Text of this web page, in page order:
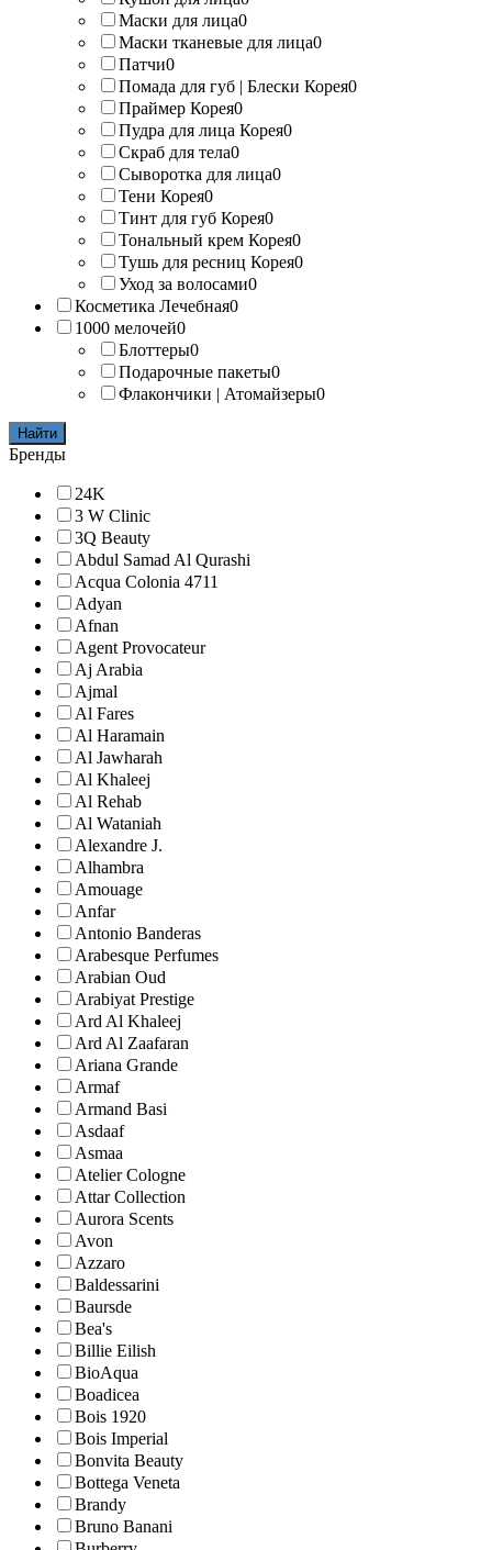
Маски для лица0
Маски тканевые для лица0
Патчи0
Помада для губ | Блески Корея0
Праймер Корея0
Пудра для лица Корея0
Скраб для тела0
Сыворотка для лица0
Тени Корея0
Тинт для губ Корея0
Тональный крем Корея0
Тушь для ресниц Корея0
Уход за волосами0
Косметика Лечебная0
1000 мелочей0
Блоттеры0
Подарочные пакеты0
Флакончики | Атомайзеры0
Найти
Бренды
24K
3 W Clinic
3Q Beauty
Abdul Samad Al Qurashi
Acqua Colonia 4711
Adyan
Afnan
Agent Provocateur
Aj Arabia
Ajmal
Al Fares
Al Haramain
Al Jawharah
Al Khaleej
Al Rehab
Al Wataniah
Alexandre J.
Alhambra
Amouage
Anfar
Antonio Banderas
Arabesque Perfumes
Arabian Oud
Arabiyat Prestige
Ard Al Khaleej
Ard Al Zaafaran
Ariana Grande
Armaf
Armand Basi
Asdaaf
Asmaa
Atelier Cologne
Attar Collection
Aurora Scents
Avon
Azzaro
Baldessarini
Baursde
Bea's
Billie Eilish
BioAqua
Boadicea
Bois 1920
Bois Imperial
Bonvita Beauty
Bottega Veneta
Brandy
Bruno Banani